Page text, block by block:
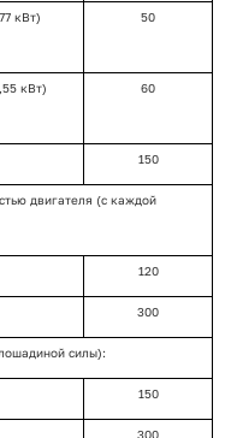
кВт) 50
кВт) 60
150
двигателя (с каждой
120
300
силы):
150
300